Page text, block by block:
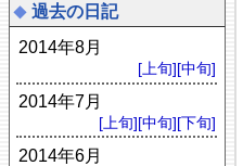
過去の日記
2014年8月
[上旬][中旬]
2014年7月
[上旬][中旬][下旬]
2014年6月